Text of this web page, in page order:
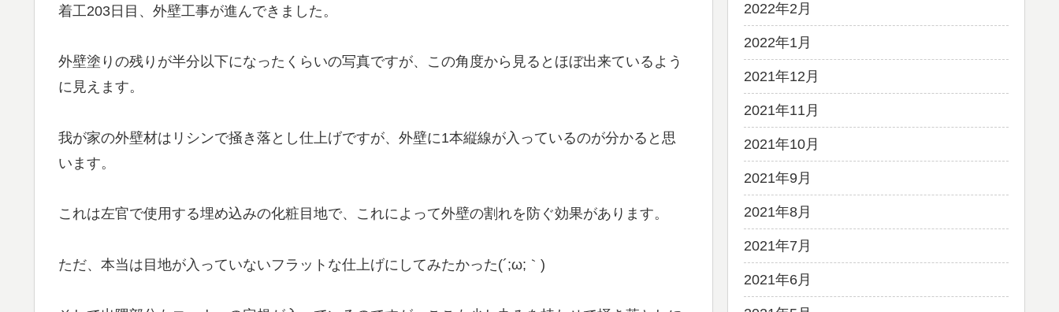
着工203日目、外壁工事が進んできました。
外壁塗りの残りが半分以下になったくらいの写真ですが、この角度から見るとほぼ出来ているよう
に見えます。
我が家の外壁材はリシンで掻き落とし仕上げですが、外壁に1本縦線が入っているのが分かると思
います。
これは左官で使用する埋め込みの化粧目地で、これによって外壁の割れを防ぐ効果があります。
ただ、本当は目地が入っていないフラットな仕上げにしてみたかった(´;ω;｀)
2022年2月
2022年1月
2021年12月
2021年11月
2021年10月
2021年9月
2021年8月
2021年7月
2021年6月